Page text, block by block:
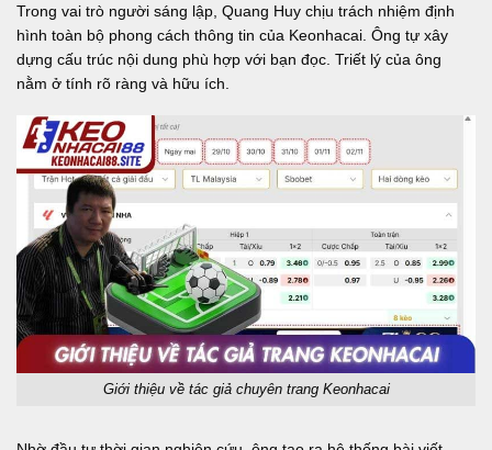
Trong vai trò người sáng lập, Quang Huy chịu trách nhiệm định
hình toàn bộ phong cách thông tin của Keonhacai. Ông tự xây
dựng cấu trúc nội dung phù hợp với bạn đọc. Triết lý của ông
nằm ở tính rõ ràng và hữu ích.
Giới thiệu về tác giả chuyên trang Keonhacai